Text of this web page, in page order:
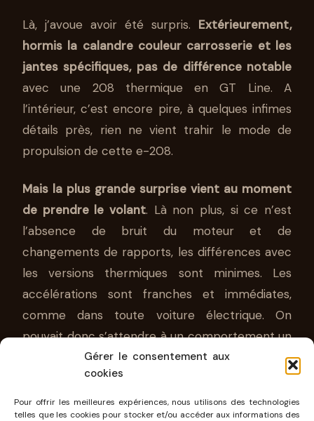
Gérer le consentement aux
cookies
Pour offrir les meilleures expériences, nous utilisons des technologies
telles que les cookies pour stocker et/ou accéder aux informations des
Là, j’avoue avoir été surpris. Extérieurement,
hormis la calandre couleur carrosserie et les
jantes spécifiques, pas de différence notable
avec une 208 thermique en GT Line. A
l’intérieur, c’est encore pire, à quelques infimes
détails près, rien ne vient trahir le mode de
propulsion de cette e-208.
Mais la plus grande surprise vient au moment
de prendre le volant. Là non plus, si ce n’est
l’absence de bruit du moteur et de
changements de rapports, les différences avec
les versions thermiques sont minimes. Les
accélérations sont franches et immédiates,
comme dans toute voiture électrique. On
pouvait donc s’attendre à un comportement un
peu pataud lié aux 350 Kg de batteries à caser,
la voiture se veut toujours aussi agile
(et sécurisante) : comme les thermiques.